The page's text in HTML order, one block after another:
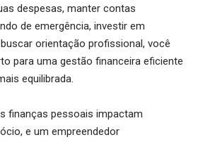
despesas, manter contas
de emergência, investir em
orientação profissional, você
para uma gestão financeira eficiente
equilibrada.
finanças pessoais impactam
e um empreendedor